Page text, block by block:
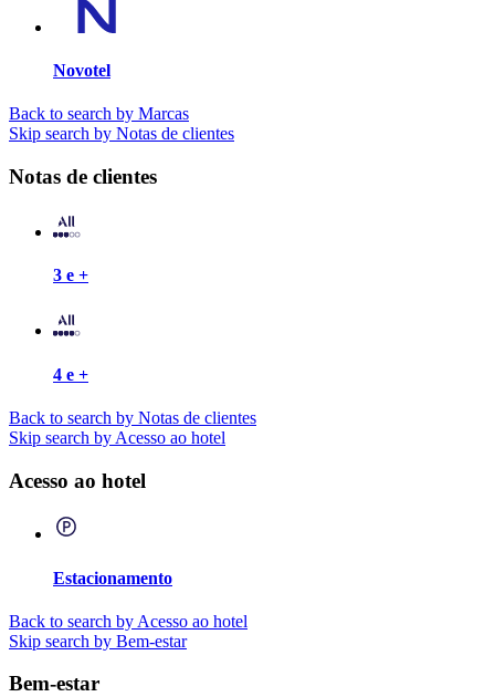
Novotel
Back to search by Marcas
Skip search by Notas de clientes
Notas de clientes
3 e +
4 e +
Back to search by Notas de clientes
Skip search by Acesso ao hotel
Acesso ao hotel
Estacionamento
Back to search by Acesso ao hotel
Skip search by Bem-estar
Bem-estar